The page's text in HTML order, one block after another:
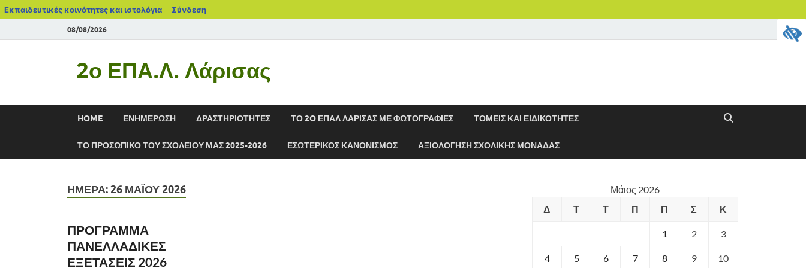
Εκπαιδευτικές κοινότητες και ιστολόγια Σύνδεση
08/08/2026
2ο ΕΠΑ.Λ. Λάρισας
HOME ΕΝΗΜΕΡΩΣΗ ΔΡΑΣΤΗΡΙΟΤΗΤΕΣ ΤΟ 2O ΕΠΑΛ ΛΑΡΙΣΑΣ ΜΕ ΦΩΤΟΓΡΑΦΙΕΣ ΤΟΜΕΙΣ ΚΑΙ ΕΙΔΙΚΟΤΗΤΕΣ
ΤΟ ΠΡΟΣΩΠΙΚΟ ΤΟΥ ΣΧΟΛΕΙΟΥ ΜΑΣ 2025-2026 ΕΣΩΤΕΡΙΚΟΣ ΚΑΝΟΝΙΣΜΟΣ ΑΞΙΟΛΟΓΗΣΗ ΣΧΟΛΙΚΗΣ ΜΟΝΑΔΑΣ
ΗΜΈΡΑ:26 ΜΑΪ́ΟΥ 2026
ΠΡΟΓΡΑΜΜΑ
ΠΑΝΕΛΛΑΔΙΚΕΣ
ΕΞΕΤΑΣΕΙΣ 2026
Μάιος 2026
Δ
Τ Τ Π Π Σ Κ
1 2 3
4 5 6 7 8 9 10